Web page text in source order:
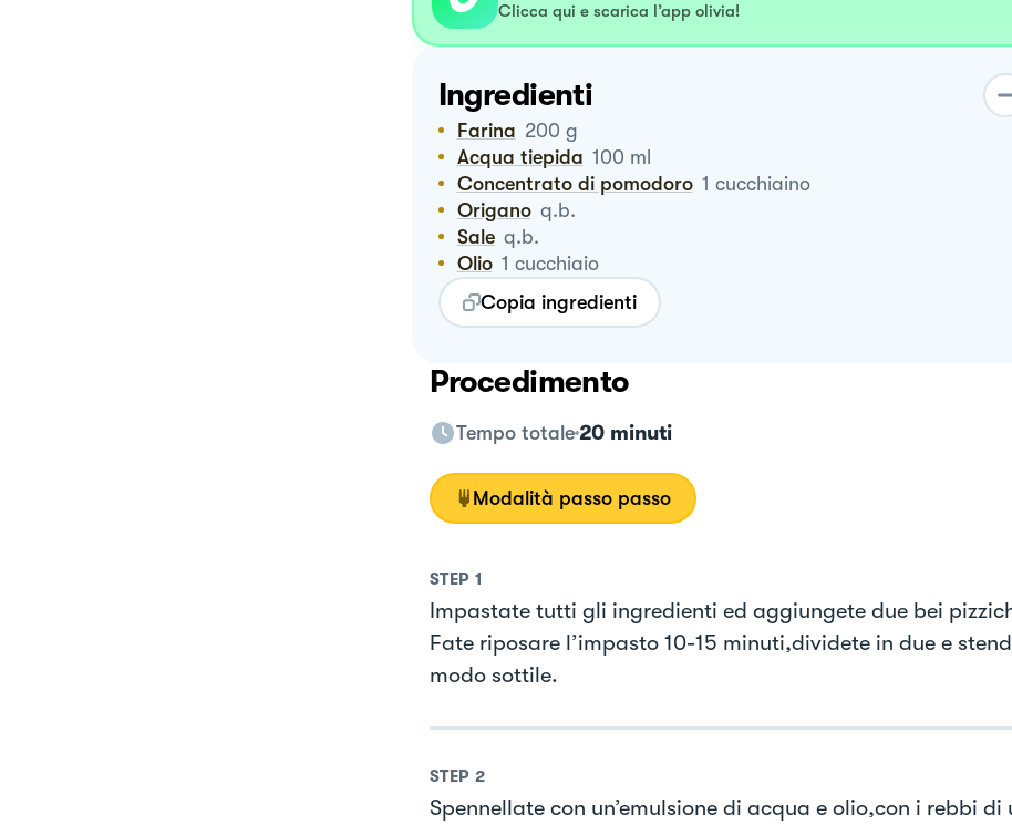
Clicca qui e scarica l’app olivia!
Ingredienti
Farina 200 g
Acqua tiepida 100 ml
Concentrato di pomodoro 1 cucchiaino
Origano q.b.
Sale q.b.
Olio 1 cucchiaio
Copia ingredienti
Procedimento
Tempo totale 20 minuti
Modalità passo passo
STEP 1
Impastate tutti gli ingredienti ed aggiungete due bei
Fate riposare l’impasto 10-15 minuti,dividete in due e
modo sottile.
STEP 2
Spennellate con un’emulsione di acqua e olio,con i rebbi di